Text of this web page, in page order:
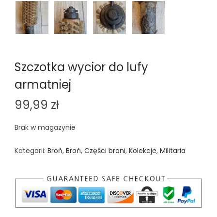
Szczotka wycior do lufy
armatniej
99,99 zł
Brak w magazynie
Kategorii: Broń, Broń, Części broni, Kolekcje, Militaria